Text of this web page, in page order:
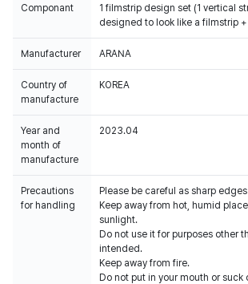
Componant
1 filmstrip design set (1 vertical
designed to look like a filmstrip +
Manufacturer ARANA
Country of
manufacture
KOREA
Year and
month of
manufacture
2023.04
Precautions
for handling
Please be careful as sharp
Keep away from hot, humid
sunlight.
Do not use it for purposes other
intended.
Keep away from fire.
Do not put in your mouth or suck